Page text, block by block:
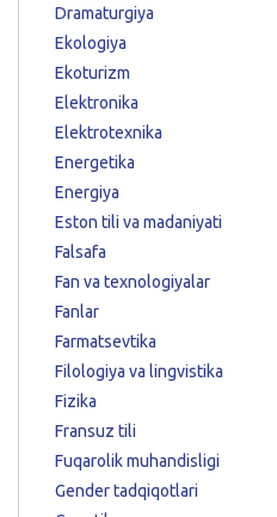
Dramaturgiya
Ekologiya
Ekoturizm
Elektronika
Elektrotexnika
Energetika
Energiya
Eston tili va madaniyati
Falsafa
Fan va texnologiyalar
Fanlar
Farmatsevtika
Filologiya va lingvistika
Fizika
Fransuz tili
Fuqarolik muhandisligi
Gender tadqiqotlari